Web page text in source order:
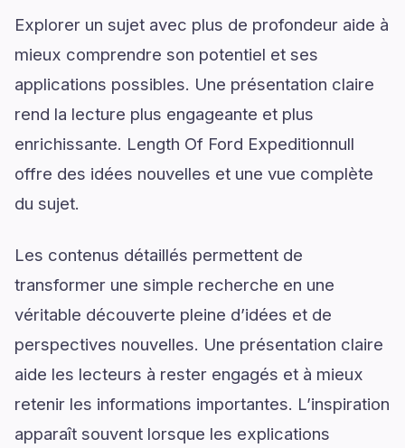
Explorer un sujet avec plus de profondeur aide à
mieux comprendre son potentiel et ses
applications possibles. Une présentation claire
rend la lecture plus engageante et plus
enrichissante. Length Of Ford Expeditionnull
offre des idées nouvelles et une vue complète
du sujet.
Les contenus détaillés permettent de
transformer une simple recherche en une
véritable découverte pleine d’idées et de
perspectives nouvelles. Une présentation claire
aide les lecteurs à rester engagés et à mieux
retenir les informations importantes. L’inspiration
apparaît souvent lorsque les explications